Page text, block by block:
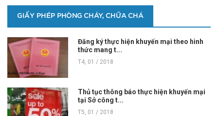
GIẤY PHÉP PHÒNG CHÁY, CHỮA CHÁ
Đăng ký thực hiện khuyến mại theo hình
thức mang t...
T4, 01 / 2018
Thủ tục thông báo thực hiện khuyến mại
tại Sở công t...
T5, 01 / 2018